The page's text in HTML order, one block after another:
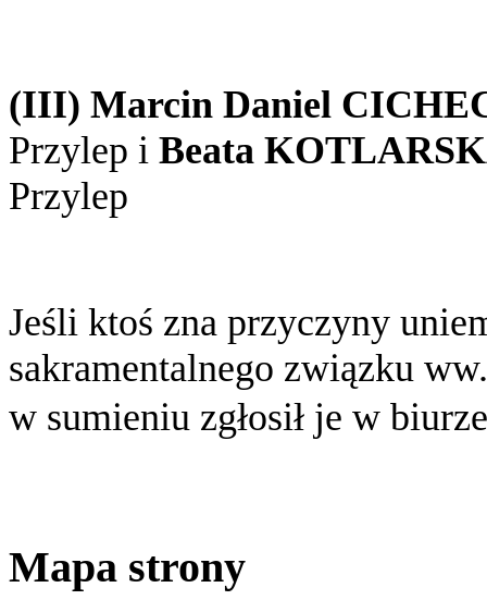
(III) Marcin Daniel
Przylep i Beata
Przylep
Jeśli ktoś zna przyczyny
sakramentalnego związku
w sumieniu zgłosił je w
Mapa strony